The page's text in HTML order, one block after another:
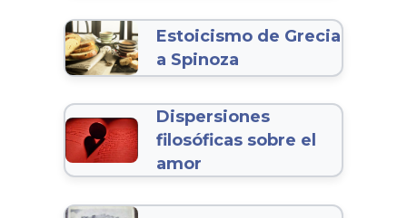
Estoicismo de Grecia
a Spinoza
Dispersiones
filosóficas sobre el
amor